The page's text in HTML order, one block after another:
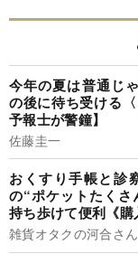
今年の夏は普通じ
の後に待ち受ける
予報士が警鐘】
佐藤圭一
おくすり手帳と診
の“ポケットたく
持ち歩けて便利《購
雑貨オタクの河合さん